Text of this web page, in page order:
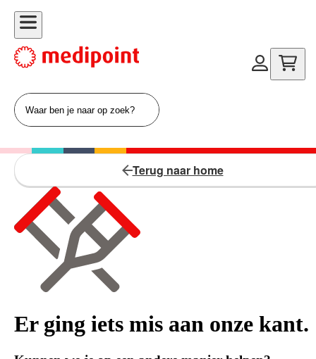
Terug naar home
Er ging iets mis aan onze kant.